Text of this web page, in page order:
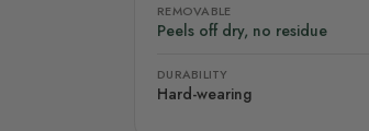
REMOVABLE
Peels off dry, no residue
DURABILITY
Hard-wearing